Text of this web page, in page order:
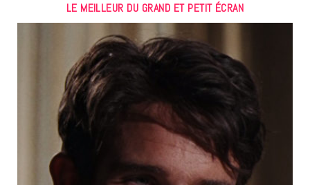
LE MEILLEUR DU GRAND ET PETIT ÉCRAN